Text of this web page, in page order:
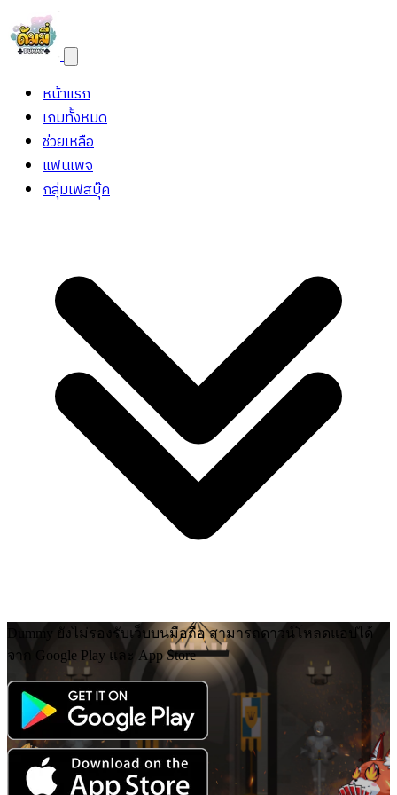
หน้าแรก
เกมทั้งหมด
ช่วยเหลือ
แฟนเพจ
กลุ่มเฟสบุ๊ค
Dummy ยังไม่รองรับเว็บบนมือถือ สามารถดาวน์โหลดแอปได้
จาก Google Play และ App Store